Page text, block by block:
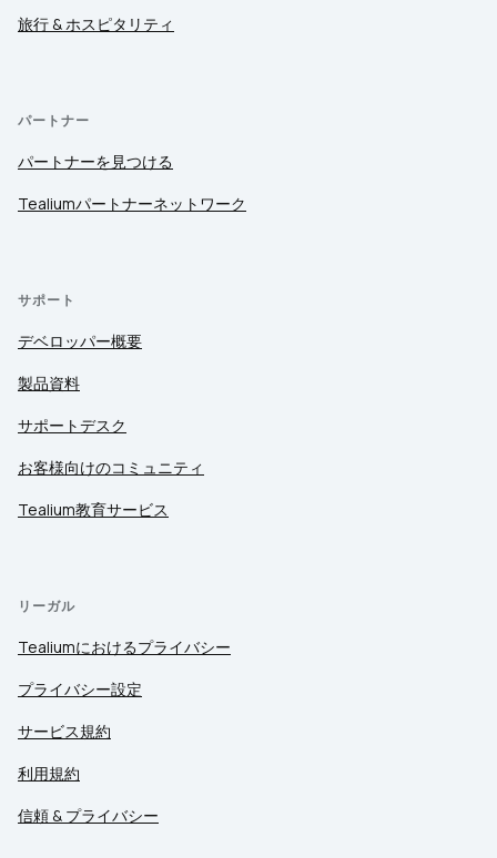
旅行 & ホスピタリティ
パートナー
パートナーを見つける
Tealiumパートナーネットワーク
サポート
デベロッパー概要
製品資料
サポートデスク
お客様向けのコミュニティ
Tealium教育サービス
リーガル
Tealiumにおけるプライバシー
プライバシー設定
サービス規約
利用規約
信頼 & プライバシー